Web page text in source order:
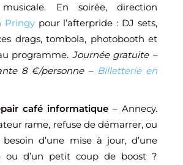
En soirée, direction
Pringypour l’afterpride : DJ sets,
drags, tombola, photobooth et
programme. Journée gratuite –
8 €/personne – Billetterie en
café informatique – Annecy.
rame, refuse de démarrer, ou
d’une mise à jour, d’une
ou d’un petit coup de boost ?